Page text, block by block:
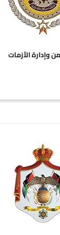
وإدارة الأزمات